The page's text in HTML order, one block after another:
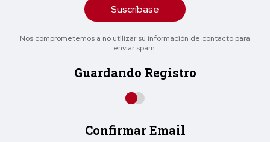
Suscríbase
Nos comprometemos a no utilizar su información de contacto para
enviar spam.
Guardando Registro
Confirmar Email